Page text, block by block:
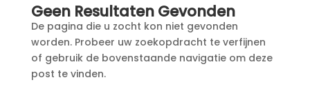
Geen Resultaten Gevonden
De pagina die u zocht kon niet gevonden
worden. Probeer uw zoekopdracht te verfijnen
of gebruik de bovenstaande navigatie om deze
post te vinden.